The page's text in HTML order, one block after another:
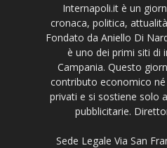
Internapoli.it è un
cronaca, politica,
Fondato da Aniello Di
è uno dei primi siti di
Campania. Questo
contributo economico
privati e si sostiene solo
pubblicitarie.
Sede Legale Via San